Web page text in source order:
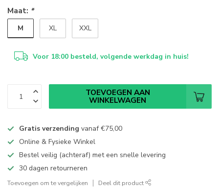
Maat: *
M XL XXL
Voor 18:00 besteld, volgende werkdag in huis!
TOEVOEGEN AAN
WINKELWAGEN
Gratis verzending vanaf€75,00
Online & Fysieke Winkel
Bestel veilig (achteraf) met een snelle levering
30 dagen retourneren
Toevoegen om te vergelijken Deel dit product